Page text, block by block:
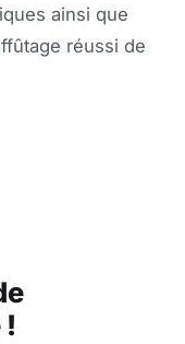
ainsi que
réussi de
!